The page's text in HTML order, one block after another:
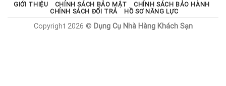
GIỚI THIỆU CHÍNH SÁCH BẢO MẬT
CHÍNH SÁCH BẢO HÀNH
CHÍNH SÁCH ĐỔI TRẢ
HỒ SƠ NĂNG LỰC
Copyright 2026 © Dụng Cụ Nhà Hàng Khách Sạn